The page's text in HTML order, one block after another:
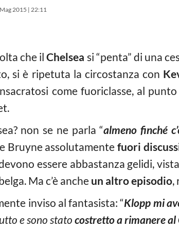
2015 | 22:11
che ilChelsea si “penta” di una
si è ripetuta la circostanza con
come fuoriclasse, al
non se ne parla “almeno finché
Bruyne assolutamentefuori
essere abbastanza gelidi,
Ma c’è ancheun altro episodio,
inviso al fantasista: “Klopp mi
e sono statocostretto a rimanere al